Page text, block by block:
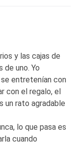
y las cajas de
de uno. Yo
entretenían con
con el regalo, el
un rato agradable
lo que pasa es
cuando